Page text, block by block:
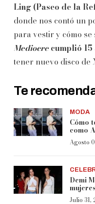
Ling (Paseo de la
donde nos contó un
para vestir y cómo
Mediocre cumplió 15
tener nuevo disco de
Te
MODA
Cómo
como
Agosto
Demi
Julio 31,